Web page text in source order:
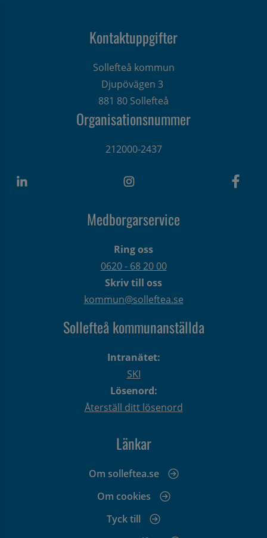
Kontaktuppgifter
Sollefteå kommun
Djupövägen 3
881 80 Sollefteå
Organisationsnummer
212000-2437
Medborgarservice
Ring oss
0620 - 68 20 00
Skriv till oss
kommun@solleftea.se
Sollefteå kommunanställda
Intranätet:
SKI
Lösenord:
Återställ ditt lösenord
Länkar
Om solleftea.se
Om cookies
Tyck till